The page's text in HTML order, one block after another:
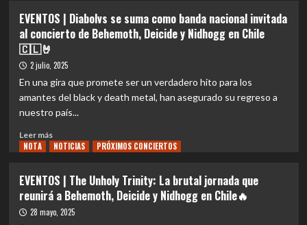
|
Behemoth:
Gdańsk
Olimpo
del
metal
EVENTOS | Diabolvs se suma como banda nacional invitada
al concierto de Behemoth, Deicide y Nidhogg en Chile
🇨🇱🤘
2 julio, 2025
En una gira que promete ser un verdadero hito para los
amantes del black y death metal, han asegurado su regreso a
nuestro país...
Leer másLeer
más
|
Diabolvs
se
NOTA NOTICIAS PRÓXIMOS CONCIERTOS
EVENTOS | The Unholy Trinity: La brutal jornada que
reunirá a Behemoth, Deicide y Nidhogg en Chile🔥
28 mayo, 2025